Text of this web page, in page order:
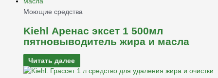
Моющие средства
Kiehl Аренас эксет 1 500мл
пятновыводитель жира и масла
Читать далее